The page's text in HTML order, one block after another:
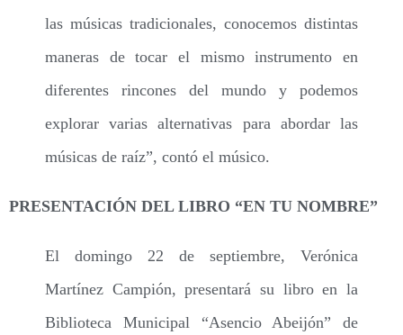
las músicas tradicionales, conocemos distintas
maneras de tocar el mismo instrumento en
diferentes rincones del mundo y podemos
explorar varias alternativas para abordar las
músicas de raíz”, contó el músico.
PRESENTACIÓN DEL LIBRO “EN TU NOMBRE”
El domingo 22 de septiembre, Verónica
Martínez Campión, presentará su libro en la
Biblioteca Municipal “Asencio Abeijón” de